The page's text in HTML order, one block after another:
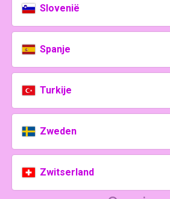
Slovenië
Spanje
Turkije
Zweden
Zwitserland